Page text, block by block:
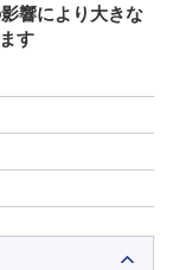
響により大きな
す